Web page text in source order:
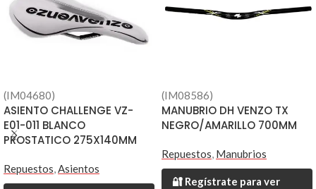
(IM04680)
ASIENTO CHALLENGE VZ-
E01-011 BLANCO
PROSTATICO 275X140MM
Repuestos,Asientos
(IM08586)
MANUBRIO DH VENZO TX
NEGRO/AMARILLO 700MM
Repuestos, Manubrios
🔐 Regístrate para ver